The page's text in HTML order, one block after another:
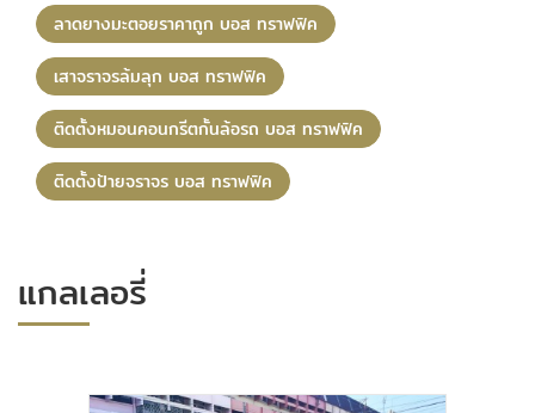
ลาดยางมะตอยราคาถูก บอส ทราฟฟิค
เสาจราจรล้มลุก บอส ทราฟฟิค
ติดตั้งหมอนคอนกรีตกั้นล้อรถ บอส ทราฟฟิค
ติดตั้งป้ายจราจร บอส ทราฟฟิค
แกลเลอรี่